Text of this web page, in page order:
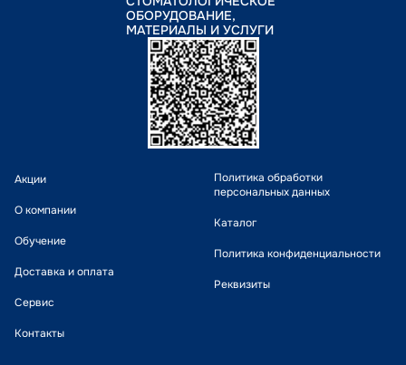
ОБОРУДОВАНИЕ,
МАТЕРИАЛЫ И УСЛУГИ
Акции
О компании
Обучение
Доставка и оплата
Сервис
Контакты
Политика обработки
персональных данных
Каталог
Политика конфиденциальности
Реквизиты